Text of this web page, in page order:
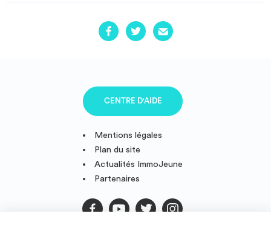
Mentions légales
Plan du site
Actualités ImmoJeune
Partenaires
CENTRE D'AIDE